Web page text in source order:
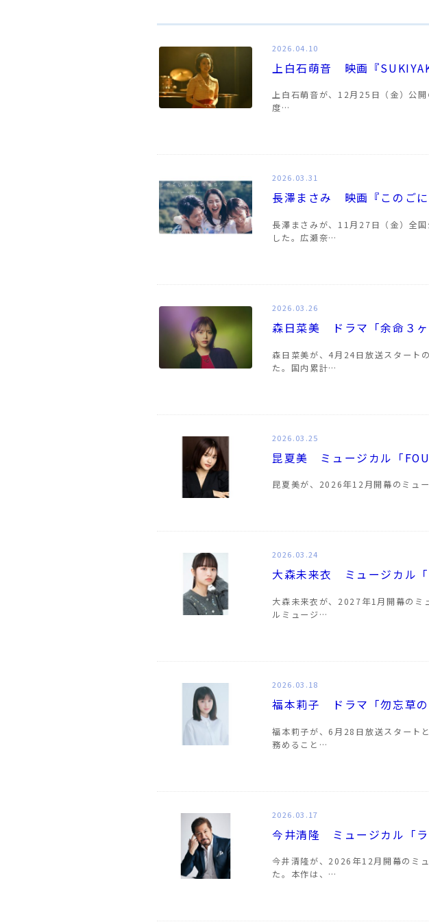
2026.04.10
上白石萌音 映画『
上白石萌音が、12月25日（金）公
度…
2026.03.31
長澤まさみ 映画『このごに
長澤まさみが、11月27日（金）全
した。広瀬奈…
2026.03.26
森日菜美 ドラマ「余命３ヶ
森日菜美が、4月24日放送スタート
た。国内累計…
2026.03.25
昆夏美 ミュージカル「
昆夏美が、2026年12月開幕のミュ
2026.03.24
大森未来衣 ミュージカル「
大森未来衣が、2027年1月開幕のミ
ルミュージ…
2026.03.18
福本莉子 ドラマ「勿忘草の
福本莉子が、6月28日放送スタート
務めること…
2026.03.17
今井清隆 ミュージカル「ラ
今井清隆が、2026年12月開幕のミ
た。本作は、…